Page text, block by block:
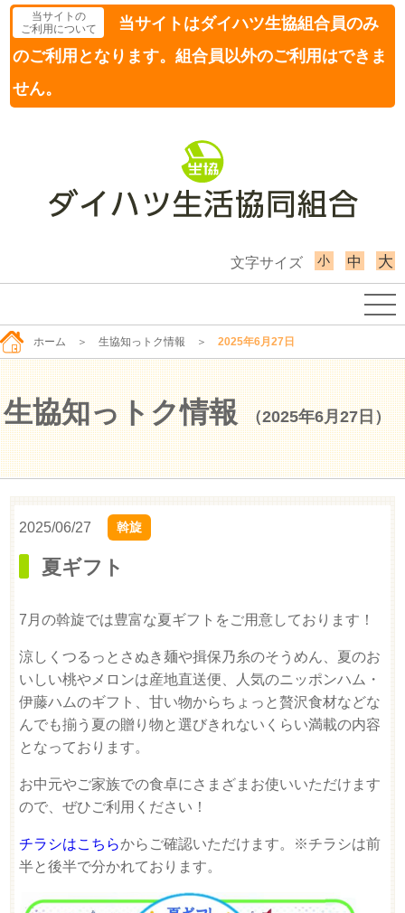
当サイトの
ご利用について
当サイトはダイハツ生協組合員のみ
のご利用となります。組合員以外のご利用はできま
せん。
文字サイズ 小 中 大
ホーム ＞ 生協知っトク情報 ＞ 2025年6月27日
生協知っトク情報 （2025年6月27日）
2025/06/27 斡旋
夏ギフト
7月の斡旋では豊富な夏ギフトをご用意しております！
涼しくつるっとさぬき麺や揖保乃糸のそうめん、夏のお
いしい桃やメロンは産地直送便、人気のニッポンハム・
伊藤ハムのギフト、甘い物からちょっと贅沢食材などな
んでも揃う夏の贈り物と選びきれないくらい満載の内容
となっております。
お中元やご家族での食卓にさまざまお使いいただけます
ので、ぜひご利用ください！
チラシはこちらからご確認いただけます。※チラシは前
半と後半で分かれております。